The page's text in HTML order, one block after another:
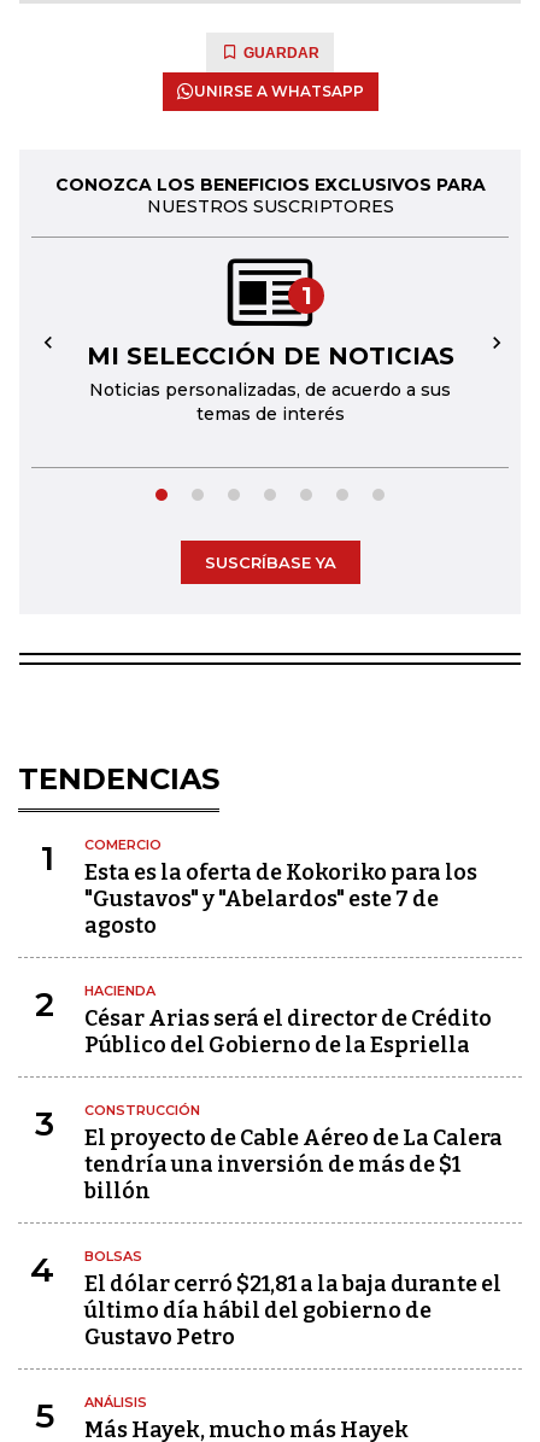
GUARDAR
UNIRSE A WHATSAPP
CONOZCA LOS BENEFICIOS EXCLUSIVOS PARA
NUESTROS SUSCRIPTORES
1
MI SELECCIÓN DE NOTICIAS
Noticias personalizadas, de acuerdo a sus
temas de interés
← →
SUSCRÍBASE YA
TENDENCIAS
1 COMERCIO
Esta es la oferta de Kokoriko para los
"Gustavos" y "Abelardos" este 7 de
agosto
2 HACIENDA
César Arias será el director de Crédito
Público del Gobierno de la Espriella
3 CONSTRUCCIÓN
El proyecto de Cable Aéreo de La Calera
tendría una inversión de más de $1
billón
4 BOLSAS
El dólar cerró $21,81 a la baja durante el
último día hábil del gobierno de
Gustavo Petro
5 ANÁLISIS
Más Hayek, mucho más Hayek